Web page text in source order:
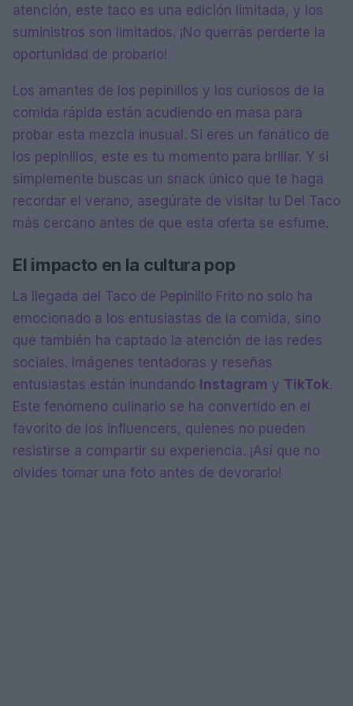
atención, este taco es una edición limitada, y los
suministros son limitados. ¡No querrás perderte la
oportunidad de probarlo!
Los amantes de los pepinillos y los curiosos de la
comida rápida están acudiendo en masa para
probar esta mezcla inusual. Si eres un fanático de
los pepinillos, este es tu momento para brillar. Y si
simplemente buscas un snack único que te haga
recordar el verano, asegúrate de visitar tu Del Taco
más cercano antes de que esta oferta se esfume.
El impacto en la cultura pop
La llegada del Taco de Pepinillo Frito no solo ha
emocionado a los entusiastas de la comida, sino
que también ha captado la atención de las redes
sociales. Imágenes tentadoras y reseñas
entusiastas están inundando Instagram y TikTok.
Este fenómeno culinario se ha convertido en el
favorito de los influencers, quienes no pueden
resistirse a compartir su experiencia. ¡Así que no
olvides tomar una foto antes de devorarlo!